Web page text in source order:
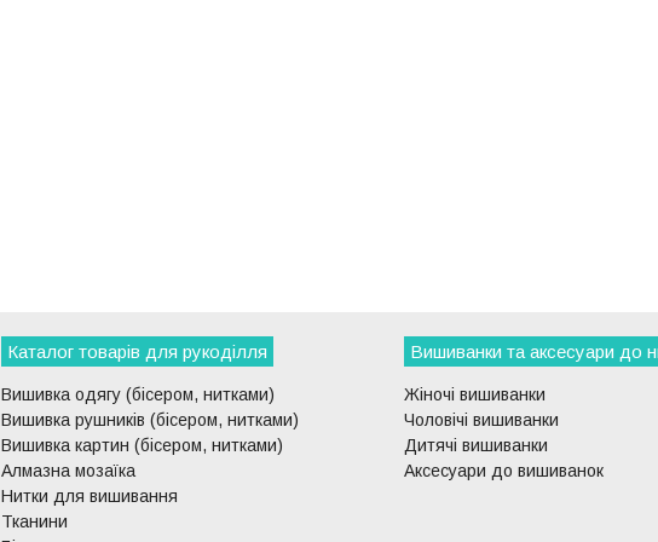
Каталог товарів для рукоділля
Вишивка одягу (бісером, нитками)
Вишивка рушників (бісером, нитками)
Вишивка картин (бісером, нитками)
Алмазна мозаїка
Нитки для вишивання
Тканини
Вишиванки та аксесуари до
Жіночі вишиванки
Чоловічі вишиванки
Дитячі вишиванки
Аксесуари до вишиванок